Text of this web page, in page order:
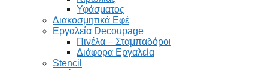
Υφάσματος
Διακοσμητικά Εφέ
Εργαλεία Decoupage
Πινέλα – Σταμπαδόροι
Διάφορα Εργαλεία
Stencil